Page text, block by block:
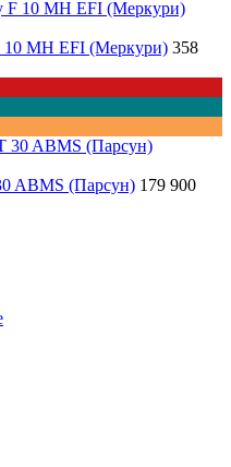
MH EFI (Меркури) 358
ABMS (Парсун) 179 900